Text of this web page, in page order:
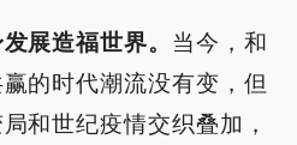
展造福世界。 当今，和
的时代潮流没有变，但
和世纪疫情交织叠加，